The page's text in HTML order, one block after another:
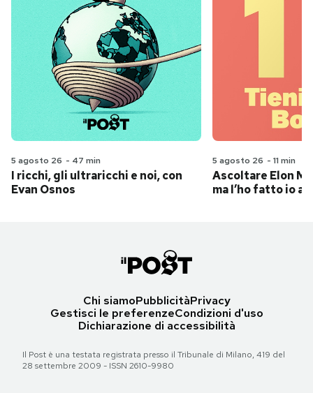
5 agosto 26 - 47 min
I ricchi, gli ultraricchi e noi, con
Evan Osnos
5 agosto 26 - 11 min
Ascoltare Elon
ma l’ho fatto io
Chi siamoPubblicitàPrivacy
Gestisci le preferenzeCondizioni d'uso
Dichiarazione di accessibilità
Il Post è una testata registrata presso il Tribunale di Milano, 419 del
28 settembre 2009 - ISSN 2610-9980